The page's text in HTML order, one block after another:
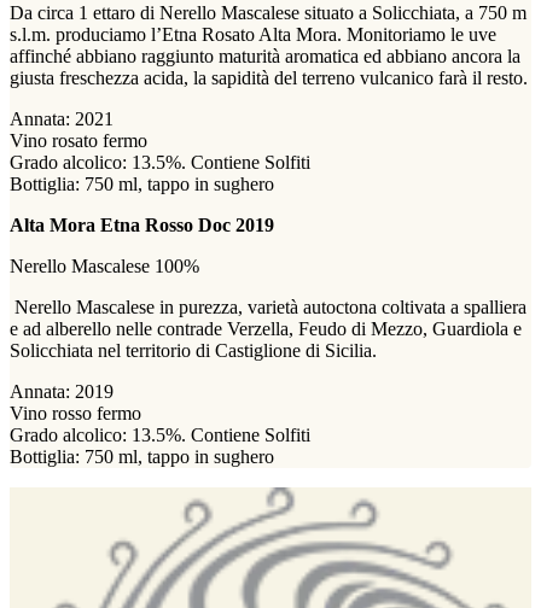
Da circa 1 ettaro di Nerello Mascalese situato a Solicchiata, a 750 m
s.l.m. produciamo l’Etna Rosato Alta Mora. Monitoriamo le uve
affinché abbiano raggiunto maturità aromatica ed abbiano ancora la
giusta freschezza acida, la sapidità del terreno vulcanico farà il resto.
Annata: 2021
Vino rosato fermo
Grado alcolico: 13.5%. Contiene Solfiti
Bottiglia: 750 ml, tappo in sughero
Alta Mora Etna Rosso Doc 2019
Nerello Mascalese 100%
Nerello Mascalese in purezza, varietà autoctona coltivata a spalliera
e ad alberello nelle contrade Verzella, Feudo di Mezzo, Guardiola e
Solicchiata nel territorio di Castiglione di Sicilia.
Annata: 2019
Vino rosso fermo
Grado alcolico: 13.5%. Contiene Solfiti
Bottiglia: 750 ml, tappo in sughero